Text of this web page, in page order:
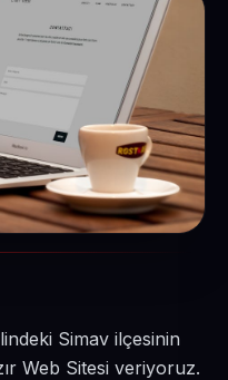
Simav ilçesinin
Web Sitesi veriyoruz.